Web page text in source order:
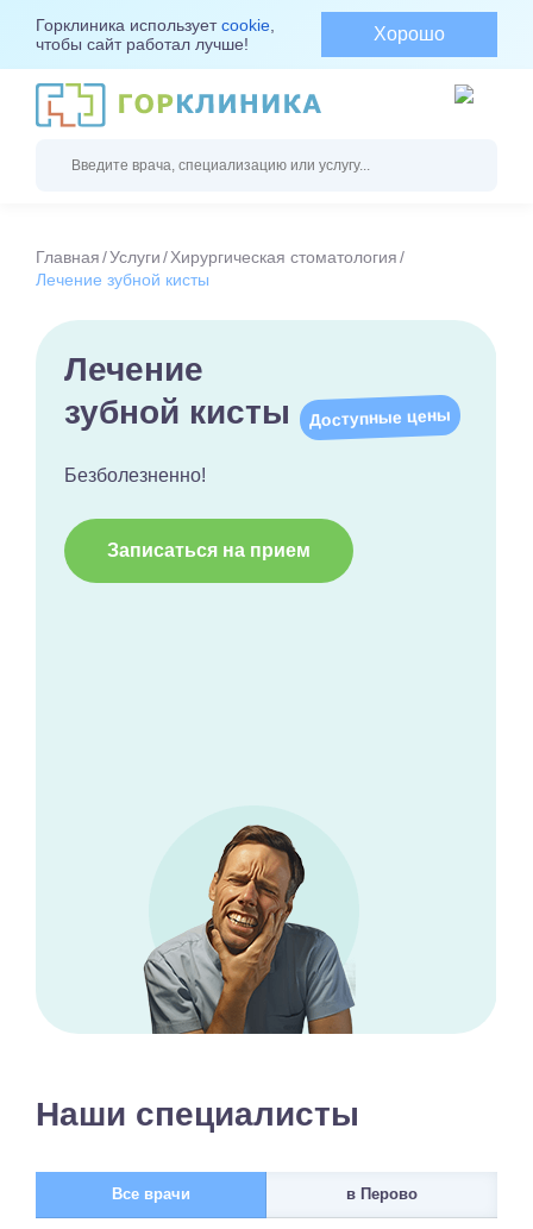
Горклиника используетcookie
чтобы сайт работал лучше!
Хорошо
Главная Услуги Хирургическая стоматология
Лечение зубной кисты
Лечение
зубной кисты
Доступные цены
Безболезненно!
Записаться на прием
Наши специалисты
Все врачи в Перово